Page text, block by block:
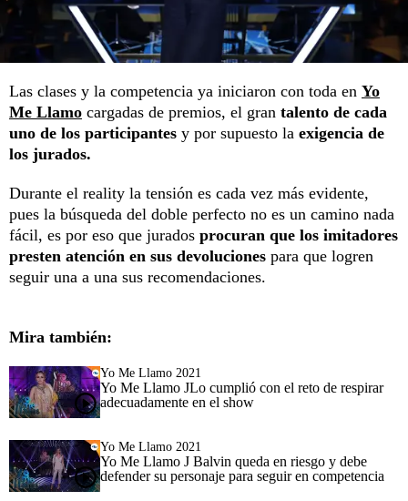
Las clases y la competencia ya iniciaron con toda en Yo
Me Llamo cargadas de premios, el gran talento de cada
uno de los participantes y por supuesto la exigencia de
los jurados.
Durante el reality la tensión es cada vez más evidente,
pues la búsqueda del doble perfecto no es un camino nada
fácil, es por eso que jurados procuran que los imitadores
presten atención en sus devoluciones para que logren
seguir una a una sus recomendaciones.
Mira también:
Yo Me Llamo 2021
Yo Me Llamo JLo cumplió con el reto de respirar
adecuadamente en el show
Yo Me Llamo 2021
Yo Me Llamo J Balvin queda en riesgo y debe
defender su personaje para seguir en competencia